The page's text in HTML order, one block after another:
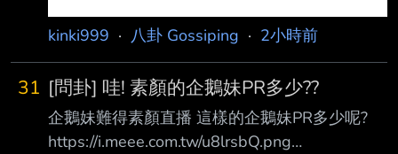
kinki999 · 八卦 Gossiping · 2小時前
31 [問卦] 哇! 素顏的企鵝妹PR多少??
企鵝妹難得素顏直播 這樣的企鵝妹PR多少呢?
https://i.meee.com.tw/u8lrsbQ.png